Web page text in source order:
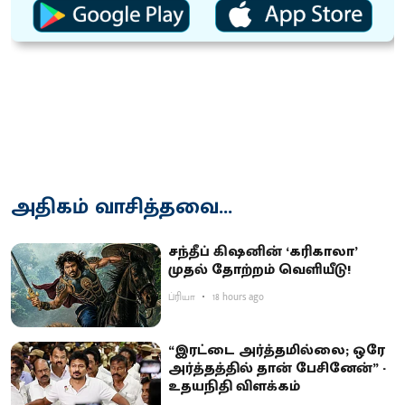
அதிகம் வாசித்தவை...
சந்தீப் கிஷனின் ‘கரிகாலா’
முதல் தோற்றம் வெளியீடு!
ப்ரியா 18 hours ago
“இரட்டை அர்த்தமில்லை; ஒரே
அர்த்தத்தில் தான் பேசினேன்” -
உதயநிதி விளக்கம்